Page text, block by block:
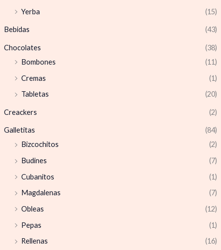
Yerba
(15)
Bebidas (43)
Chocolates
(38)
Bombones
(11)
Cremas
(1)
Tabletas
(20)
Creackers (2)
Galletitas
(84)
Bizcochitos
(2)
Budines
(7)
Cubanitos
(1)
Magdalenas
(7)
Obleas
(12)
Pepas
(1)
Rellenas
(16)